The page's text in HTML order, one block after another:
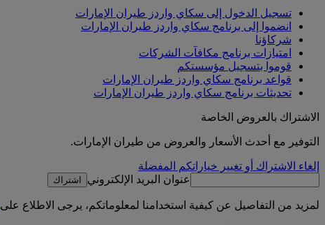
تسجيل الدخول إلى سكاي واردز طيران الإمارات
انضموا إلى برنامج سكاي واردز طيران الإمارات
شركاؤنا
امتيازات برنامج مكافآت الشركات
قوموا بتسجيل مؤسستكم
قواعد برنامج سكاي واردز طيران الإمارات
تحديثات برنامج سكاي واردز طيران الإمارات
الاشتراك بالعروض الخاصة
التوفير مع أحدث الأسعار والعروض من طيران الإمارات.
إلغاء الاشتراك أو تغيير خياراتكم المفضلة
عنوان البريد الإلكتروني
اشتراك
لمزيد من التفاصيل عن كيفية استخدامنا لمعلوماتكم، يرجى الاطلاع على